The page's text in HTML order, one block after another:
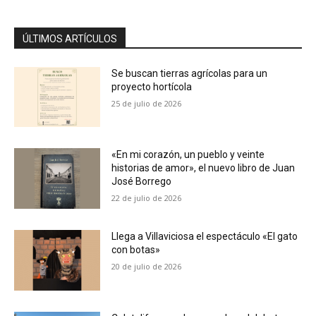
ÚLTIMOS ARTÍCULOS
Se buscan tierras agrícolas para un
proyecto hortícola
25 de julio de 2026
«En mi corazón, un pueblo y veinte
historias de amor», el nuevo libro de Juan
José Borrego
22 de julio de 2026
Llega a Villaviciosa el espectáculo «El gato
con botas»
20 de julio de 2026